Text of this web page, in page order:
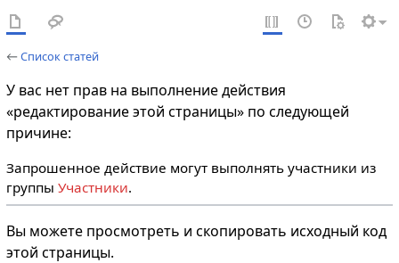
←Список статей
У вас нет прав на выполнение действия
«редактирование этой страницы» по следующей
причине:
Запрошенное действие могут выполнять участники из
группы Участники.
Вы можете просмотреть и скопировать исходный код
этой страницы.